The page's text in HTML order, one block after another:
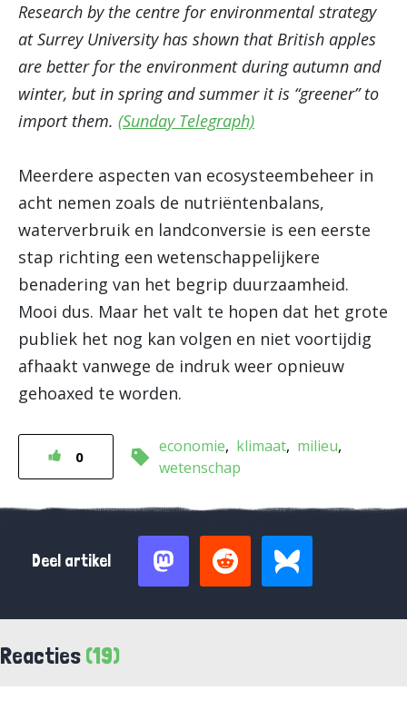
Research by the centre for environmental strategy
at Surrey University has shown that British apples
are better for the environment during autumn and
winter, but in spring and summer it is “greener” to
import them. (Sunday Telegraph)
Meerdere aspecten van ecosysteembeheer in
acht nemen zoals de nutriëntenbalans,
waterverbruik en landconversie is een eerste
stap richting een wetenschappelijkere
benadering van het begrip duurzaamheid.
Mooi dus. Maar het valt te hopen dat het grote
publiek het nog kan volgen en niet voortijdig
afhaakt vanwege de indruk weer opnieuw
gehoaxed te worden.
0
economie klimaat milieu
wetenschap
Deel artikel
Reacties (19)